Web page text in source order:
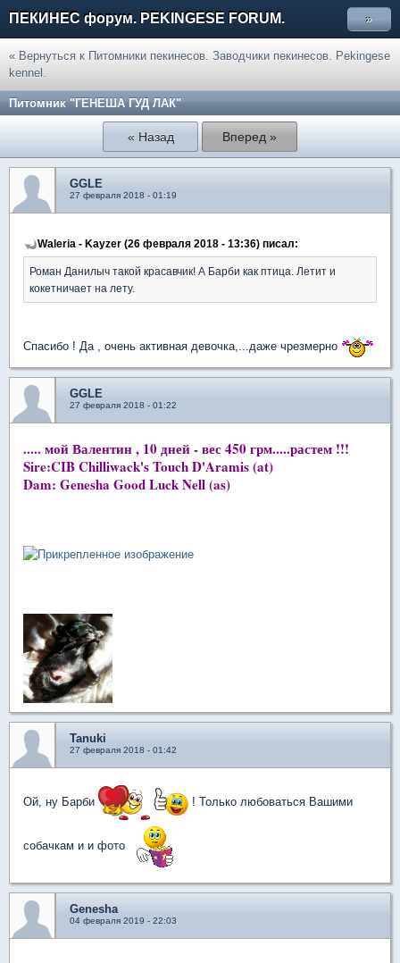
ПЕКИНЕС форум. PEKINGESE FORUM. »
« Вернуться к Питомники пекинесов. Заводчики пекинесов. Pekingese
kennel.
Питомник "ГЕНЕША ГУД ЛАК"
« Назад Вперед »
GGLE
27 февраля 2018 - 01:19
Waleria - Kayzer (26 февраля 2018 - 13:36) писал:
Роман Данилыч такой красавчик! А Барби как птица. Летит и
кокетничает на лету.
Спасибо ! Да , очень активная девочка,...даже чрезмерно
GGLE
27 февраля 2018 - 01:22
..... мой Валентин , 10 дней - вес 450 грм.....растем !!!
Sire:CIB Chilliwack's Touch D'Aramis (at)
Dam: Genesha Good Luck Nell (as)
Tanuki
27 февраля 2018 - 01:42
Ой, ну Барби ! Только любоваться Вашими
собачкам и и фото
Genesha
04 февраля 2019 - 22:03